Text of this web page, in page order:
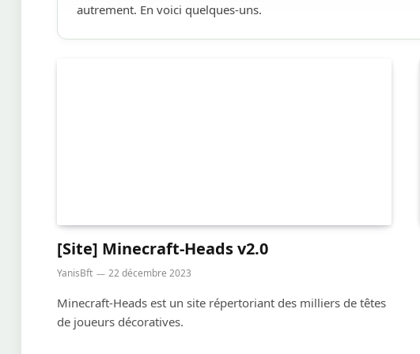
autrement. En voici quelques-uns.
[Site] Minecraft-Heads v2.0
YanisBft 22 décembre 2023
Minecraft-Heads est un site répertoriant des milliers de têtes
de joueurs décoratives.